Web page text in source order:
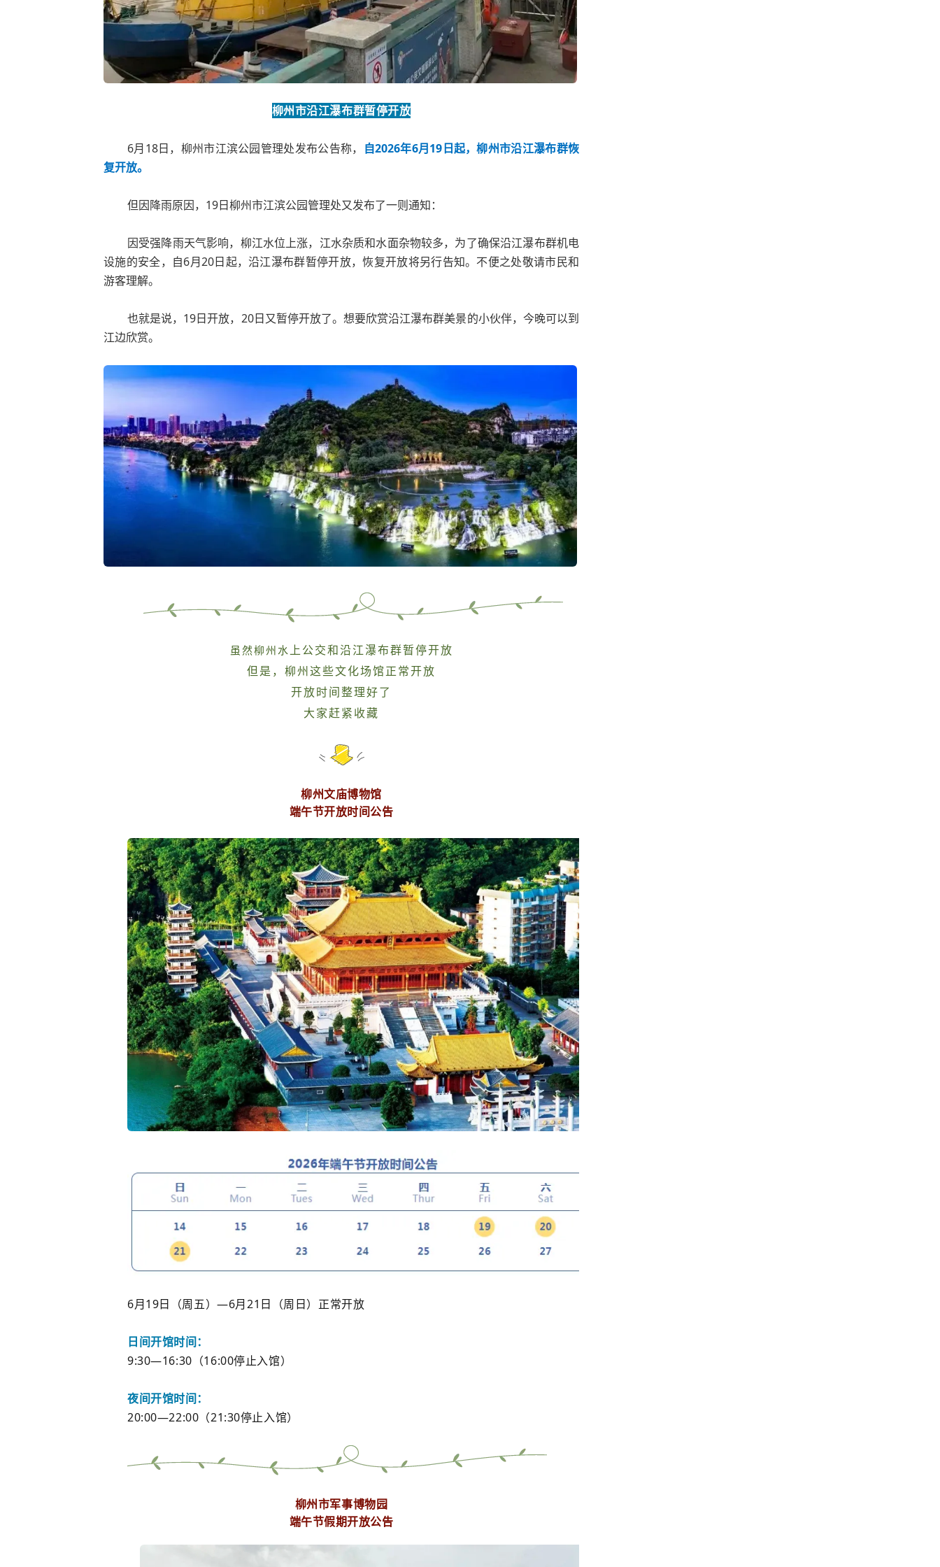
柳州市沿江瀑布群暂停开放
6月18日，柳州市江滨公园管理处发布公告称， 自2026年6月19日起，柳州市沿江瀑布群恢
复开放。
但因降雨原因，19日柳州市江滨公园管理处又发布了一则通知：
因受强降雨天气影响，柳江水位上涨，江水杂质和水面杂物较多，为了确保沿江瀑布群机电
设施的安全，自6月20日起，沿江瀑布群暂停开放，恢复开放将另行告知。 不便之处敬请市民和
游客理解。
也就是说，19日开放，20日又暂停开放了。想要欣赏沿江瀑布群美景的小伙伴，今晚可以到
江边欣赏。
虽然柳州水上公交和沿江瀑布群暂停开放
但是，柳州这些文化场馆正常开放
开放时间整理好了
大家赶紧收藏
柳州文庙博物馆
端午节开放时间公告
6月19日（周五）—6月21日（周日）正常开放
日间开馆时间：
9:30—16:30（16:00停止入馆）
夜间开馆时间：
20:00—22:00（21:30停止入馆）
柳州市军事博物园
端午节假期开放公告